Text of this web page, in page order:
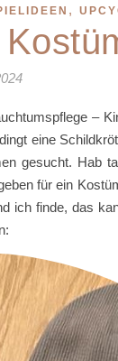
,
–
eine
gesucht. Hab
für ein
ich finde, das